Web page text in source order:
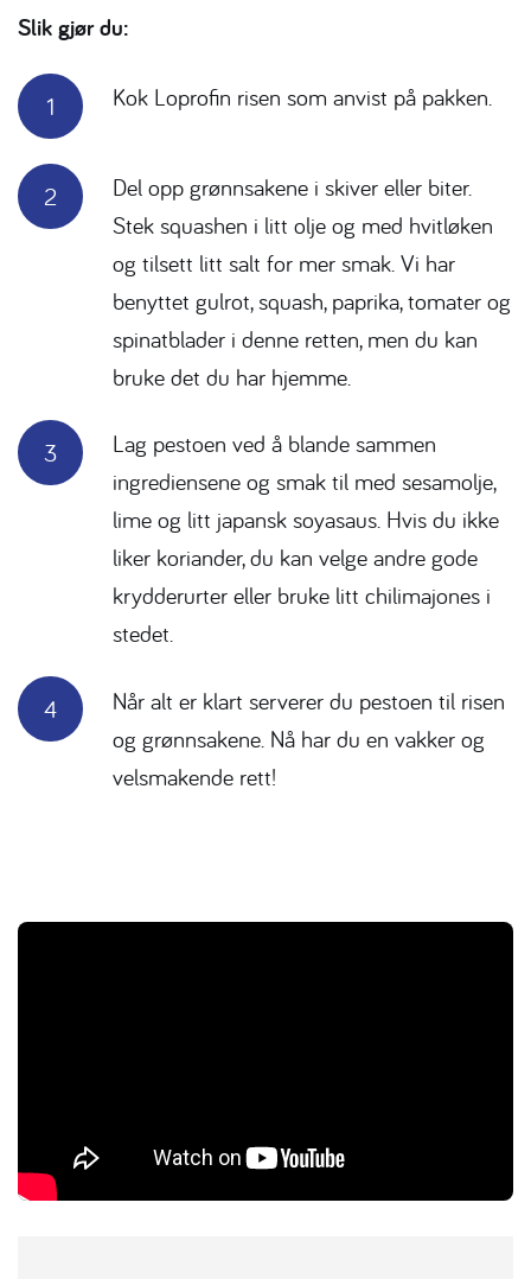
Slik gjør du:
Kok Loprofin risen som anvist på pakken.
Del opp grønnsakene i skiver eller biter.
Stek squashen i litt olje og med hvitløken
og tilsett litt salt for mer smak. Vi har
benyttet gulrot, squash, paprika, tomater og
spinatblader i denne retten, men du kan
bruke det du har hjemme.
Lag pestoen ved å blande sammen
ingrediensene og smak til med sesamolje,
lime og litt japansk soyasaus. Hvis du ikke
liker koriander, du kan velge andre gode
krydderurter eller bruke litt chilimajones i
stedet.
Når alt er klart serverer du pestoen til risen
og grønnsakene. Nå har du en vakker og
velsmakende rett!